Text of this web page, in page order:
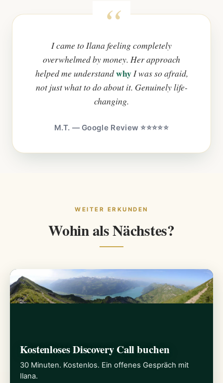
I came to Ilana feeling completely
overwhelmed by money. Her approach
helped me understandwhyI was so afraid,
not just what to do about it. Genuinely life-
changing.
M.T. — Google Review ⭐⭐⭐⭐⭐
WEITER ERKUNDEN
Wohin als Nächstes?
Kostenloses Discovery Call buchen
30 Minuten. Kostenlos. Ein offenes Gespräch mit
Ilana.